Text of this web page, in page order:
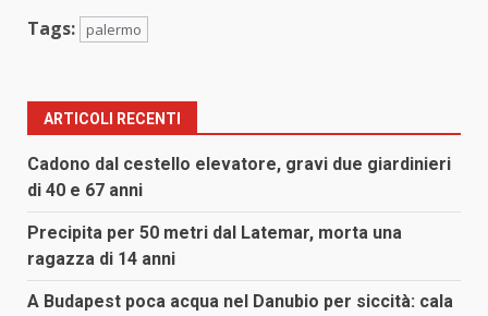
Tags: palermo
ARTICOLI RECENTI
Cadono dal cestello elevatore, gravi due giardinieri
di 40 e 67 anni
Precipita per 50 metri dal Latemar, morta una
ragazza di 14 anni
A Budapest poca acqua nel Danubio per siccità: cala